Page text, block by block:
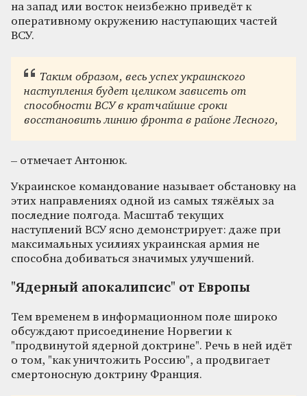
на запад или восток неизбежно приведёт к
оперативному окружению наступающих частей
ВСУ.
Таким образом, весь успех украинского
наступления будет целиком зависеть от
способности ВСУ в кратчайшие сроки
восстановить линию фронта в районе Лесного,
– отмечает Антонюк.
Украинское командование называет обстановку на
этих направлениях одной из самых тяжёлых за
последние полгода. Масштаб текущих
наступлений ВСУ ясно демонстрирует: даже при
максимальных усилиях украинская армия не
способна добиваться значимых улучшений.
"Ядерный апокалипсис" от Европы
Тем временем в информационном поле широко
обсуждают присоединение Норвегии к
"продвинутой ядерной доктрине". Речь в ней идёт
о том, "как уничтожить Россию", а продвигает
смертоносную доктрину Франция.